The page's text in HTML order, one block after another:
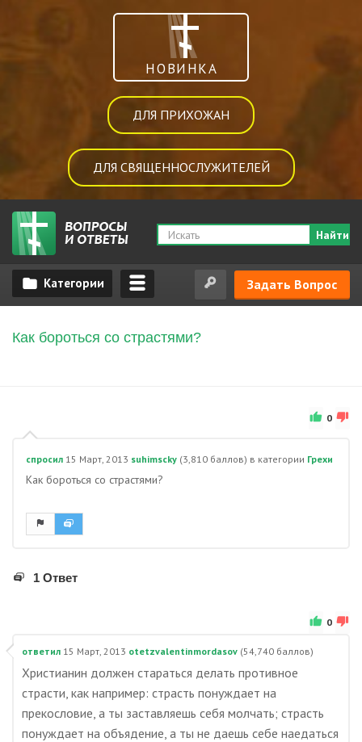
НОВИНКА
ДЛЯ ПРИХОЖАН
ДЛЯ СВЯЩЕННОСЛУЖИТЕЛЕЙ
Найти
Задать Вопрос
Как бороться со страстями?
0
спросил 15 Март, 2013 suhimscky (3,810 баллов) в категории Грехи
Как бороться со страстями?
1 Ответ
0
ответил 15 Март, 2013 otetzvalentinmordasov (54,740 баллов)
Христианин должен стараться делать противное
страсти, как например: страсть понуждает на
прекословие, а ты заставляешь себя молчать; страсть
понуждает на объядение, а ты не даешь себе наедаться